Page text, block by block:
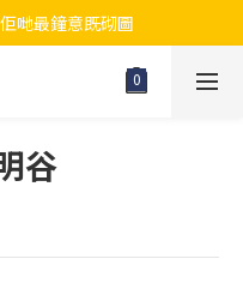
圖哋最鐘意既砌圖
谷